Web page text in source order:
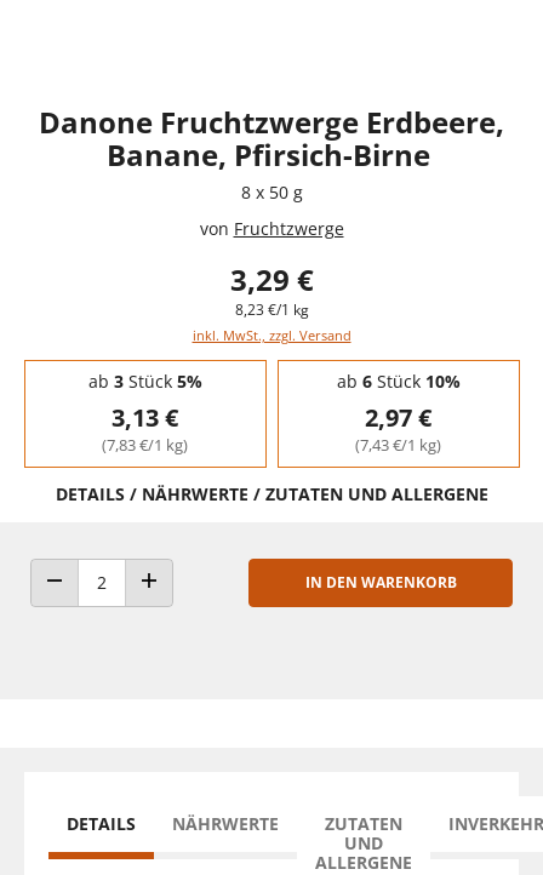
Danone Fruchtzwerge Erdbeere,
Banane, Pfirsich-Birne
8 x 50 g
von Fruchtzwerge
3,29 €
8,23 €/1 kg
inkl. MwSt., zzgl. Versand
Staffelpreise - Mengenrabatt
ab 3Stück 5%
3,13 €
(7,83 €/1 kg)
ab 6Stück 10%
2,97 €
(7,43 €/1 kg)
DETAILS / NÄHRWERTE / ZUTATEN UND ALLERGENE
ANZAHL VERRINGERNANZAHL ERHÖHEN
IN DEN WARENKORB
DETAILS NÄHRWERTE
ZUTATEN
UND
ALLERGENE